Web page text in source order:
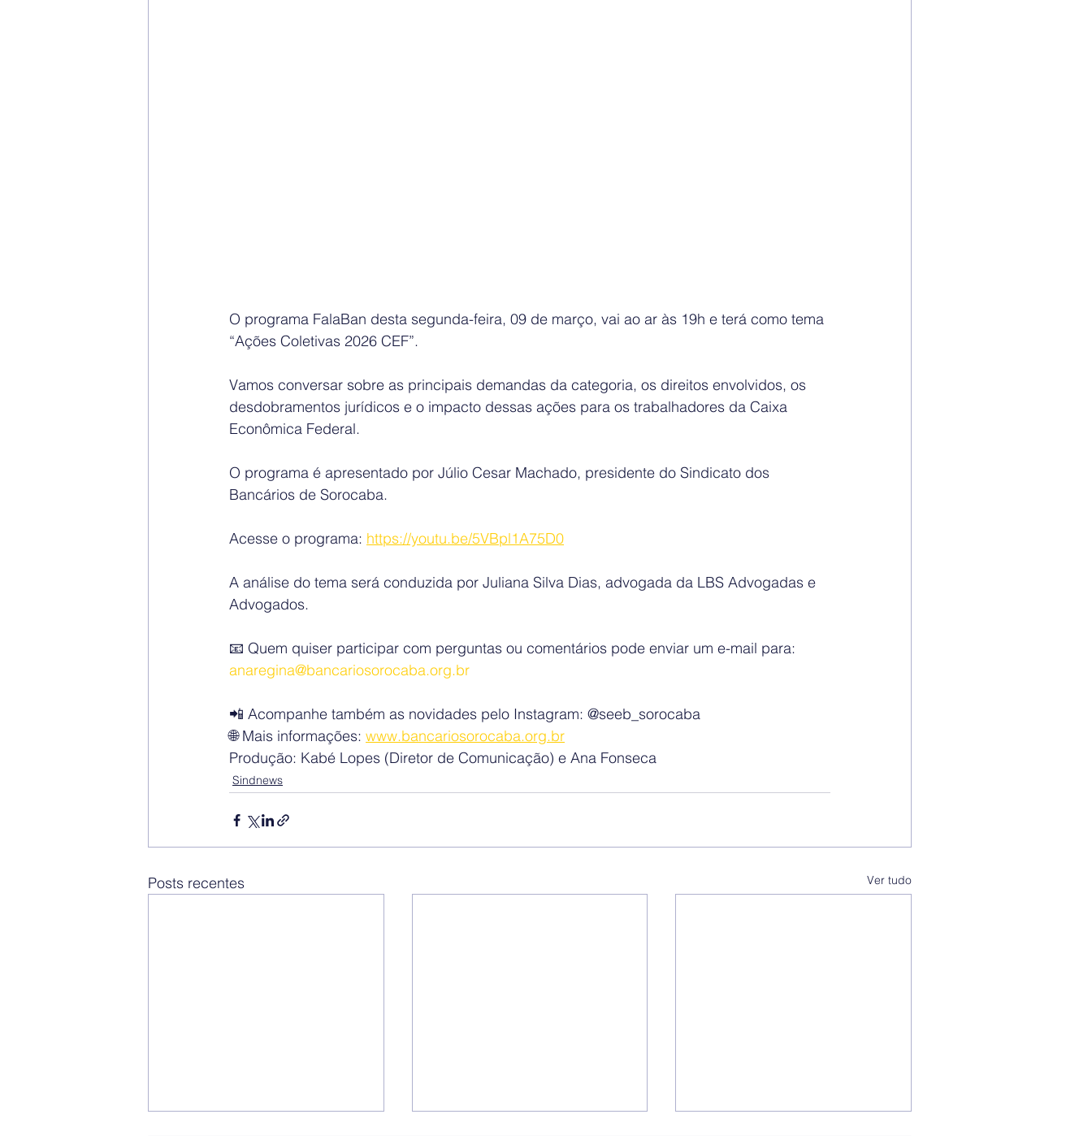
O programa FalaBan desta segunda-feira, 09 de março, vai ao ar às 19h e terá como tema
“Ações Coletivas 2026 CEF”.
Vamos conversar sobre as principais demandas da categoria, os direitos envolvidos, os
desdobramentos jurídicos e o impacto dessas ações para os trabalhadores da Caixa
Econômica Federal.
O programa é apresentado por Júlio Cesar Machado, presidente do Sindicato dos
Bancários de Sorocaba.
Acesse o programa: https://youtu.be/5VBpl1A75D0
A análise do tema será conduzida por Juliana Silva Dias, advogada da LBS Advogadas e
Advogados.
📧 Quem quiser participar com perguntas ou comentários pode enviar um e-mail para:
anaregina@bancariosorocaba.org.br
📲 Acompanhe também as novidades pelo Instagram: @seeb_sorocaba
🌐 Mais informações: www.bancariosorocaba.org.br
Produção: Kabé Lopes (Diretor de Comunicação) e Ana Fonseca
Sindnews
Posts recentes Ver tudo